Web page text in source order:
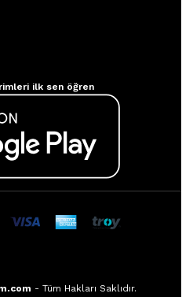
ilk sen öğren
- Tüm Hakları Saklıdır.